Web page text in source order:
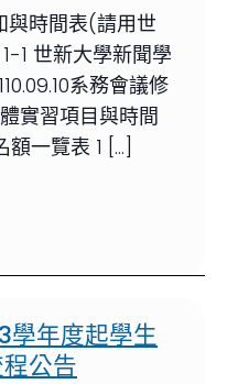
與時間表(請用世
1 世新大學新聞學
系務會議修
實習項目與時間
額一覽表 1 […]
學年度起學生
公告